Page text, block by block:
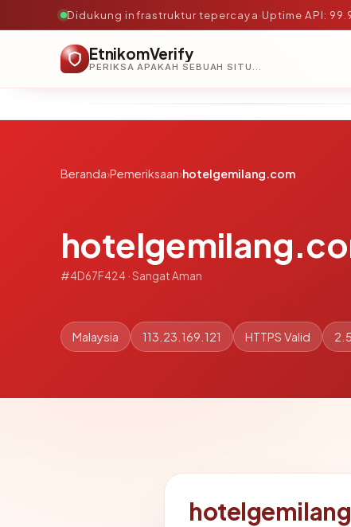
Didukung infrastruktur tepercaya·Uptime API:
EtnikomVerify
PERIKSA APAKAH SEBUAH SITUS AMAN, TEPERCAYA, DAN TERVERIFIKASI DALAM HITUNGAN DETIK.
Beranda›Pemeriksaan›hotelgemilang.com
#4D67F424 · Sangat Aman
Malaysia 113.23.169.121 HTTPS Valid